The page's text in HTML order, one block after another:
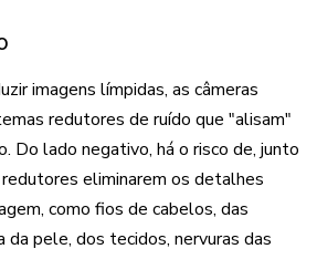
imagens límpidas, as câmeras
redutores de ruído que "alisam"
Do lado negativo, há o risco de, junto
redutores eliminarem os detalhes
como fios de cabelos, das
da pele, dos tecidos, nervuras das